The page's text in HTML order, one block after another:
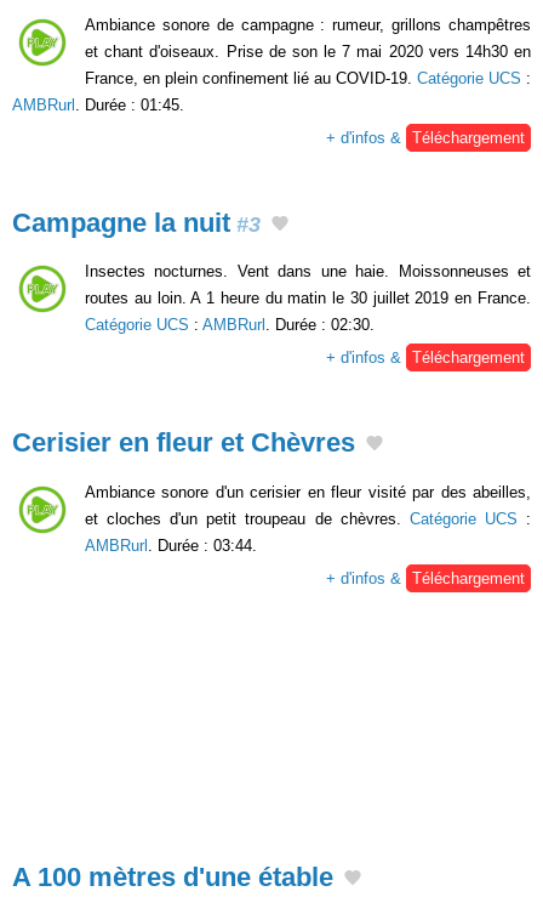
Ambiance sonore de campagne : rumeur, grillons champêtres
et chant d'oiseaux. Prise de son le 7 mai 2020 vers 14h30 en
France, en plein confinement lié au COVID-19. Catégorie UCS :
AMBRurl
. Durée : 01:45.
+ d'infos &
Téléchargement
Campagne la nuit #3
Insectes nocturnes. Vent dans une haie. Moissonneuses et
routes au loin. A 1 heure du matin le 30 juillet 2019 en France.
Catégorie UCS : AMBRurl . Durée : 02:30.
+ d'infos & Téléchargement
Cerisier en fleur et Chèvres
Ambiance sonore d'un cerisier en fleur visité par des abeilles,
et cloches d'un petit troupeau de chèvres. Catégorie UCS :
AMBRurl . Durée : 03:44.
+ d'infos & Téléchargement
A 100 mètres d'une étable